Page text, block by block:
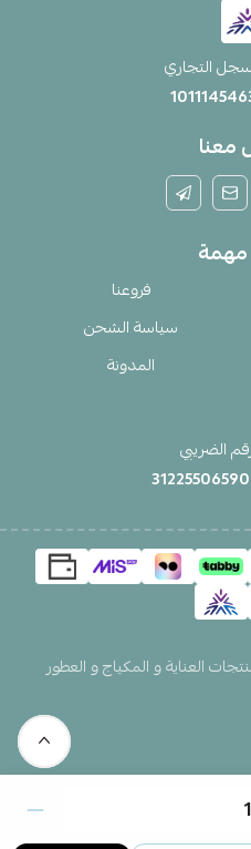
التجاري
معنا
مهمة
فروعنا
سياسة الشحن
المدونة
الضريبي
العناية و المكياج و العطور